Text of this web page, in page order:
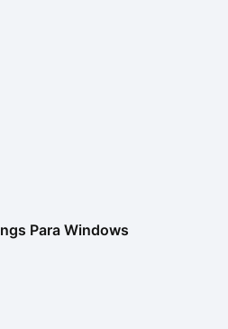
Para Windows